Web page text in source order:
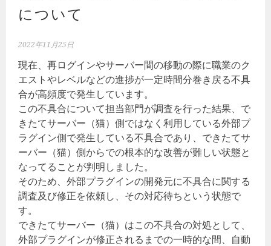
について
2022年11月25日
現在、再ログインやサーバー間の移動の際に職業のク
エストやレベルなどの進捗が一定時間分巻き戻る不具
合が高頻度で発生しています。
この不具合について担当部門が調査を行った結果、で
きたてサーバー（猫）側ではなく利用している外部プ
ラグイン側で発生している不具合であり、できたてサ
ーバー（猫）側からでの根本的な改善が難しい状態と
なってることが判明しました。
そのため、外部プラグインの開発元に不具合に関する
調査及び修正を依頼し、その対応待ちという状態で
す。
できたてサーバー（猫）はこの不具合の対処として、
外部プラグインが修正されるまでの一時的な間、自動